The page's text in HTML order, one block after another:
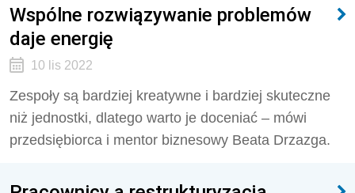
Wspólne rozwiązywanie problemów
daje energię
10 lis 2022
Zespoły są bardziej kreatywne i bardziej skuteczne
niż jednostki, dlatego warto je doceniać – mówi
przedsiębiorca i mentor biznesowy Beata Drzazga.